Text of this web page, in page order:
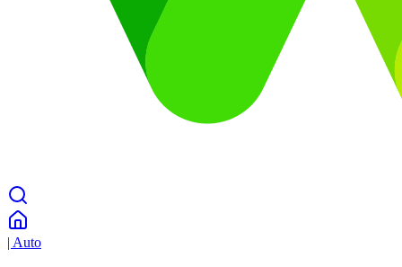
| Auto